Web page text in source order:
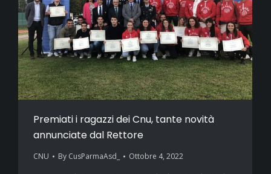
Premiati i ragazzi dei Cnu, tante novità
annunciate dal Rettore
CNU By CusParmaAsd_ Ottobre 4, 2022